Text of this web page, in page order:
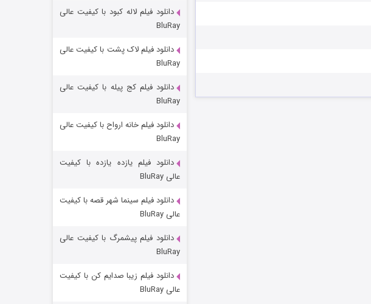
خاندان اژدها فصل ۳
جادوگری در مغولستان
دانلود فیلم لاله کبود با کیفیت عالی
BluRay
دانلود فیلم لاک پشت با کیفیت عالی
BluRay
دانلود فیلم کج‌ پیله با کیفیت عالی
BluRay
دانلود فیلم خانه ارواح با کیفیت عالی
BluRay
دانلود فیلم یازده یازده با کیفیت
عالی BluRay
دانلود فیلم سینما شهر قصه با کیفیت
عالی BluRay
دانلود فیلم پیشمرگ با کیفیت عالی
BluRay
دانلود فیلم زیبا صدایم کن با کیفیت
عالی BluRay